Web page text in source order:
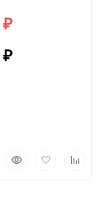
₽
₽
БыстрыйДобавитьДобавить